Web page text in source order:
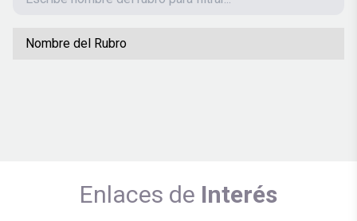
Nombre del Rubro
Enlaces de Interés